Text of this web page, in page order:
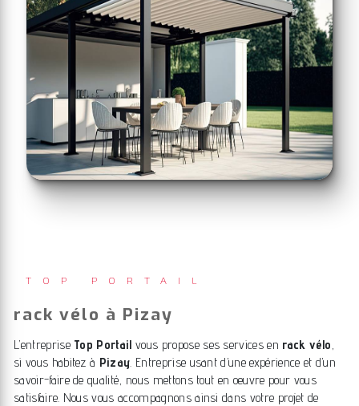
TOP PORTAIL
rack vélo à Pizay
L’entreprise Top Portail vous propose ses services en rack vélo,
si vous habitez à Pizay. Entreprise usant d’une expérience et d’un
savoir-faire de qualité, nous mettons tout en oeuvre pour vous
satisfaire. Nous vous accompagnons ainsi dans votre projet de